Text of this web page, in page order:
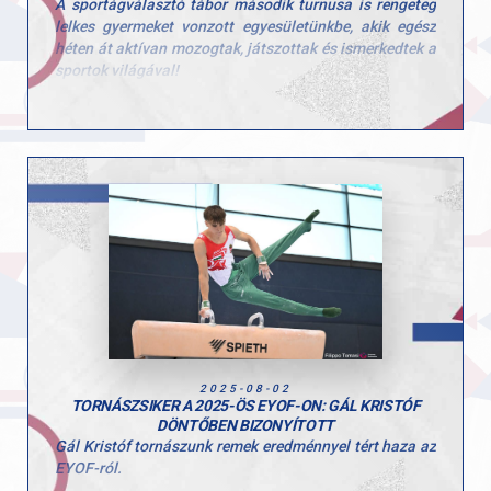
A sportágválasztó tábor második turnusa is rengeteg
lelkes gyermeket vonzott egyesületünkbe, akik egész
héten át aktívan mozogtak, játszottak és ismerkedtek a
sportok világával!
Ezúttal is sok-sok kisgyerek töltötte velünk a hetet, és
öröm volt látni, mennyi kíváncsisággal és energiával
hogy a gyerekek minél több mozgásformát
kipróbálhassanak, és ebben a turnusban is 10
különböző sportággal találkozhattak!
Köszönjük minden edzőnek, segítőnek és szülőnek,
hogy hozzájárultak a hét sikeréhez és természetesen a
gyerekeknek is, hogy ilyen lelkes résztvevői voltak a
2025-08-02
TORNÁSZSIKER A 2025-ÖS EYOF-ON: GÁL KRISTÓF
DÖNTŐBEN BIZONYÍTOTT
Gál Kristóf tornászunk remek eredménnyel tért haza az
EYOF-ról.